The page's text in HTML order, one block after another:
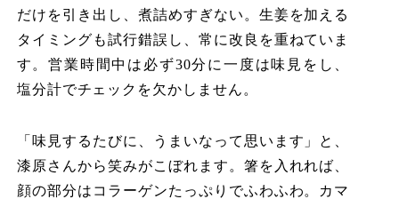
だけを引き出し、煮詰めすぎない。生姜を加える
タイミングも試行錯誤し、常に改良を重ねていま
す。営業時間中は必ず30分に一度は味見をし、
塩分計でチェックを欠かしません。
「味見するたびに、うまいなって思います」と、
漆原さんから笑みがこぼれます。箸を入れれば、
顔の部分はコラーゲンたっぷりでふわふわ。カマ